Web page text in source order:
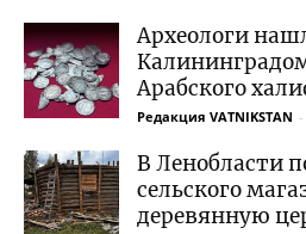
Археологи
Арабского
Редакция VATNIKSTAN -
В Ленобласти
сельского
деревянную